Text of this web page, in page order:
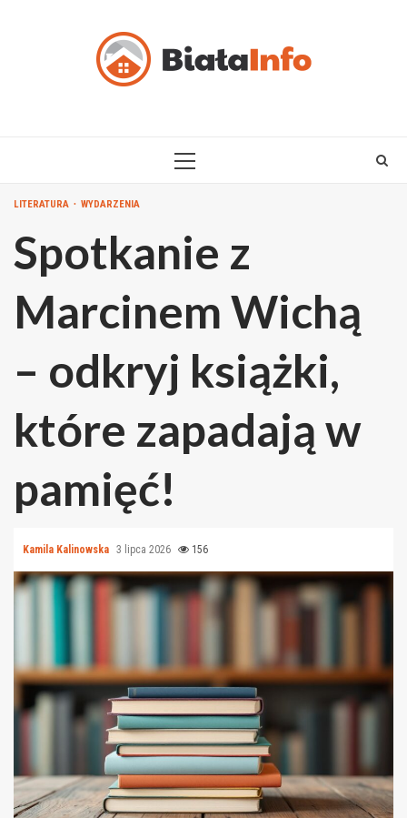
PRIMARY
LITERATURA WYDARZENIA
Spotkanie z
Marcinem Wichą
– odkryj książki,
które zapadają w
pamięć!
Kamila Kalinowska 3 lipca 2026 156